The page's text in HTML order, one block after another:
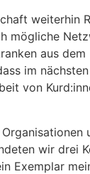
weiterhin
mögliche
aus
im
von
wir drei
Exemplar